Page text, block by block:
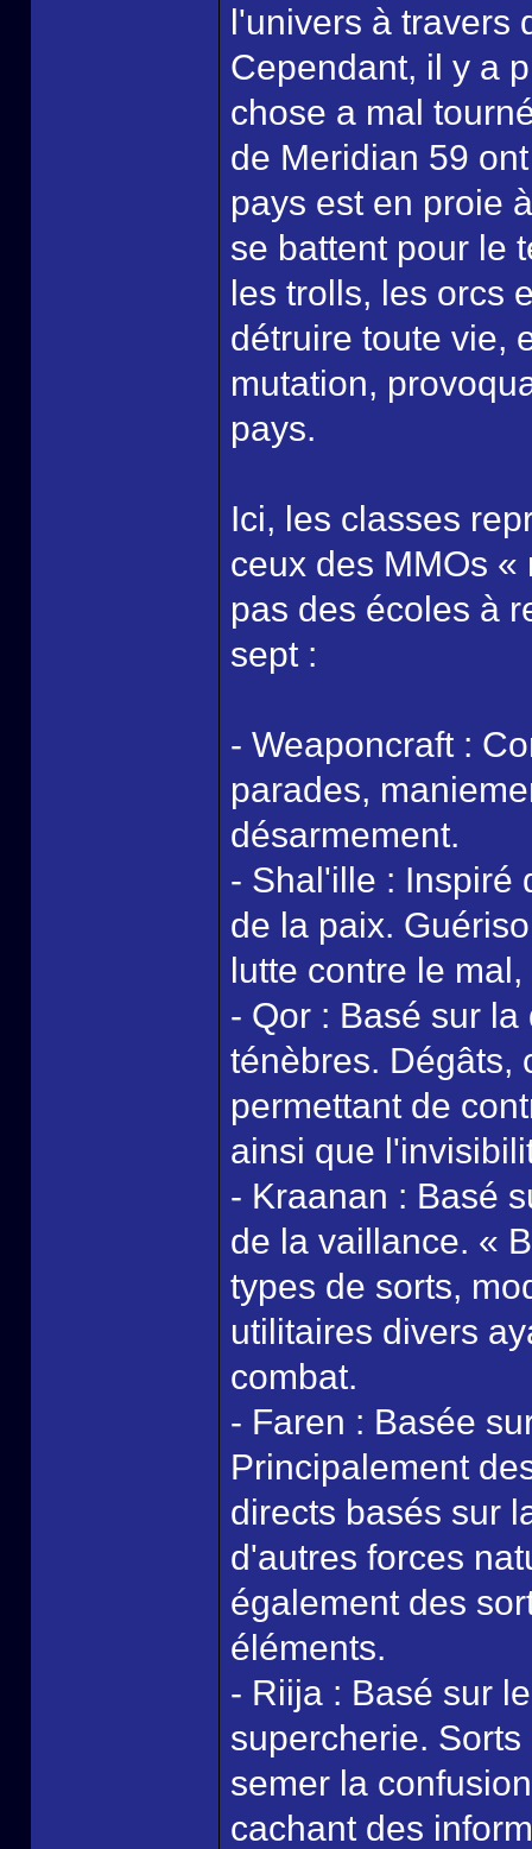
l'univers à travers
Cependant, il y a
chose a mal
de Meridian 59
pays est en proie
se battent pour le
les trolls, les orcs
détruire toute vie,
mutation,
pays.
Ici, les classes
ceux des MMOs
pas des écoles à
sept :
- Weaponcraft :
parades,
désarmement.
- Shal'ille : Inspiré
de la paix.
lutte contre le
- Qor : Basé sur
ténèbres. Dégâts,
permettant de
ainsi que
- Kraanan : Basé
de la vaillance. «
types de sorts,
utilitaires divers
combat.
- Faren : Basée
Principalement
directs basés sur
d'autres forces
également des
éléments.
- Riija : Basé sur
supercherie.
semer la
cachant des